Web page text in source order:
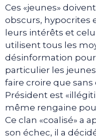
Ces «jeunes»
obscurs, hypocrites
leurs intérêts et
utilisent tous les
désinformation
particulier les
faire croire que
Président est
même rengaine
Ce clan «coalisé» a
son échec, il a